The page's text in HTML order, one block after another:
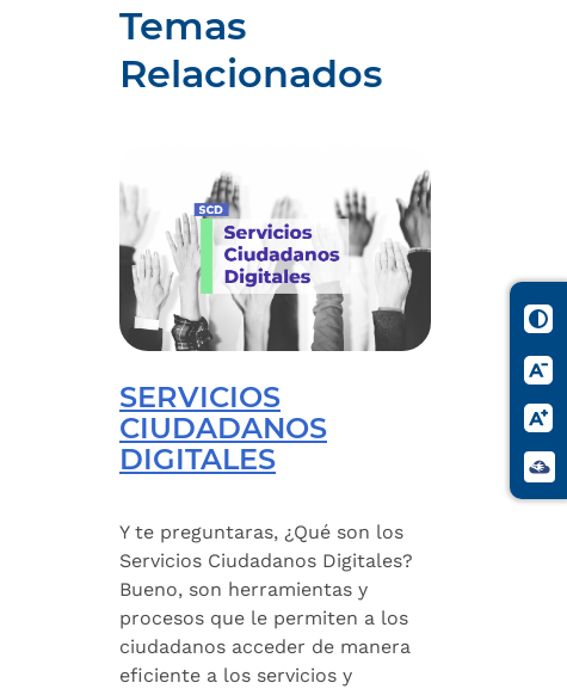
Temas
Relacionados
SERVICIOS
CIUDADANOS
DIGITALES
Y te preguntaras, ¿Qué son los
Servicios Ciudadanos Digitales?
Bueno, son herramientas y
procesos que le permiten a los
ciudadanos acceder de manera
eficiente a los servicios y